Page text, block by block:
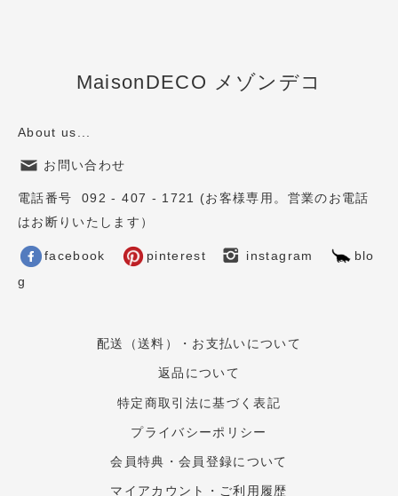
MaisonDECO メゾンデコ
About us...
お問い合わせ
電話番号 092 - 407 - 1721 (お客様専用。営業のお電話
はお断りいたします）
facebook pinterest instagram
blo
g
配送（送料）・お支払いについて
返品について
特定商取引法に基づく表記
プライバシーポリシー
会員特典・会員登録について
マイアカウント・ご利用履歴